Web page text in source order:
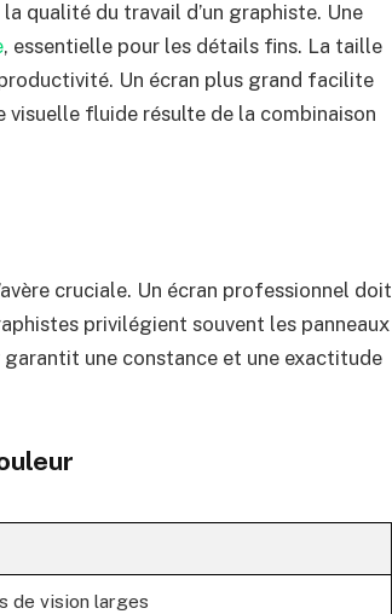
qualité du travail d’un graphiste. Une
, essentielle pour les détails fins. La taille
Un écran plus grand facilite
fluide résulte de la combinaison
cruciale. Un écran professionnel doit
privilégient souvent les panneaux
une constance et une exactitude
de vision larges